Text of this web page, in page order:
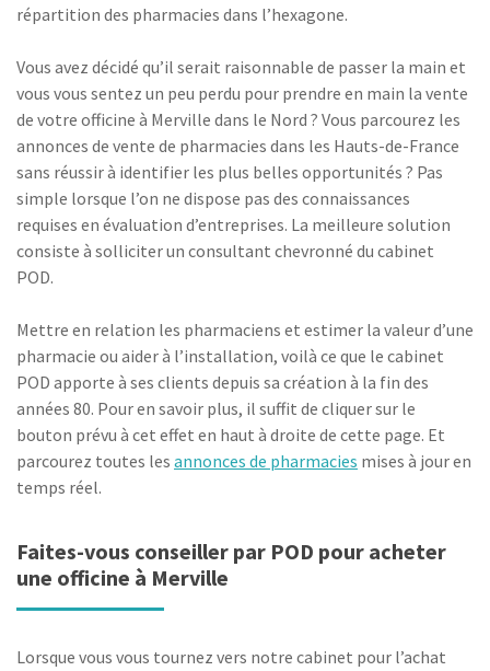
répartition des pharmacies dans l’hexagone.
Vous avez décidé qu’il serait raisonnable de passer la main et
vous vous sentez un peu perdu pour prendre en main la vente
de votre officine à Merville dans le Nord ? Vous parcourez les
annonces de vente de pharmacies dans les Hauts-de-France
sans réussir à identifier les plus belles opportunités ? Pas
simple lorsque l’on ne dispose pas des connaissances
requises en évaluation d’entreprises. La meilleure solution
consiste à solliciter un consultant chevronné du cabinet
POD.
Mettre en relation les pharmaciens et estimer la valeur d’une
pharmacie ou aider à l’installation, voilà ce que le cabinet
POD apporte à ses clients depuis sa création à la fin des
années 80. Pour en savoir plus, il suffit de cliquer sur le
bouton prévu à cet effet en haut à droite de cette page. Et
parcourez toutes les annonces de pharmacies mises à jour en
temps réel.
Faites-vous conseiller par POD pour acheter
une officine à Merville
Lorsque vous vous tournez vers notre cabinet pour l’achat